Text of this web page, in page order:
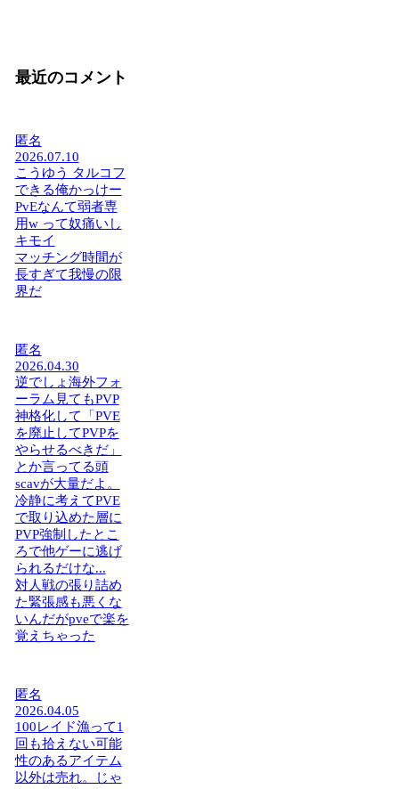
最近のコメント
匿名
2026.07.10
こうゆう タルコフ
できる俺かっけー
PvEなんて弱者専
用w って奴痛いし
キモイ
マッチング時間が
長すぎて我慢の限
界だ
匿名
2026.04.30
逆でしょ海外フォ
ーラム見てもPVP
神格化して「PVE
を廃止してPVPを
やらせるべきだ」
とか言ってる頭
scavが大量だよ。
冷静に考えてPVE
で取り込めた層に
PVP強制したとこ
ろで他ゲーに逃げ
られるだけな...
対人戦の張り詰め
た緊張感も悪くな
いんだがpveで楽を
覚えちゃった
匿名
2026.04.05
100レイド漁って1
回も拾えない可能
性のあるアイテム
以外は売れ。じゃ